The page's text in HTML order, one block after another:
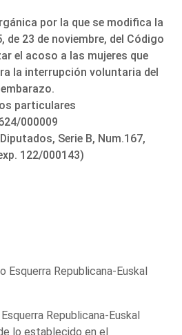
por la que se modifica la
de 23 de noviembre, del Código
el acoso a las mujeres que
la interrupción voluntaria del
embarazo.
particulares
000009
Serie B, Num.167,
122/000143)
Esquerra Republicana-Euskal
Republicana-Euskal
lo establecido en el